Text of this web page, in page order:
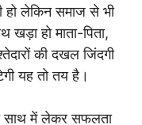
लेकिन समाज से भी
हो माता-पिता,
की दखल जिंदगी
यह तो तय है।
साथ में लेकर सफलता